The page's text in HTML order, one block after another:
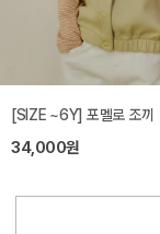
[SIZE ~6Y] 포멜로 조끼
34,000원